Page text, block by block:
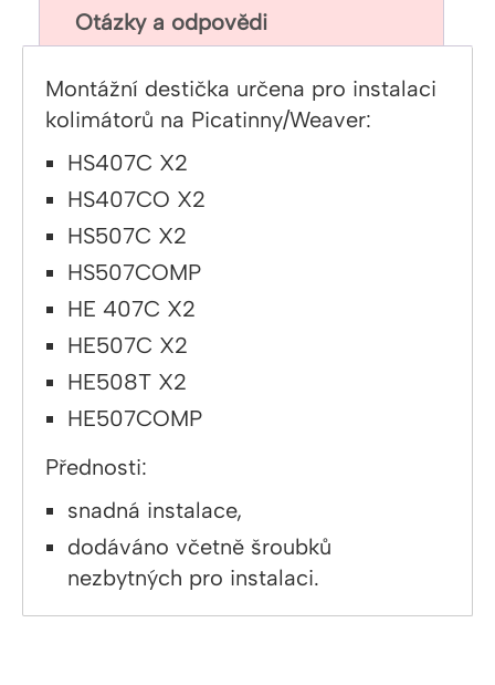
Otázky a odpovědi
Montážní destička určena pro instalaci
kolimátorů na Picatinny/Weaver:
HS407C X2
HS407CO X2
HS507C X2
HS507COMP
HE 407C X2
HE507C X2
HE508T X2
HE507COMP
Přednosti:
snadná instalace,
dodáváno včetně šroubků
nezbytných pro instalaci.